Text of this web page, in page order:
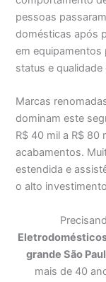
pessoas
domésticas após
em
status e qualidade
Marcas
dominam este
R$ 40 mil a R$ 80
acabamentos.
estendida e
o alto
grande São
mais de 40